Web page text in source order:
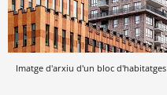
Imatge d'arxiu d'un bloc d'habitatges